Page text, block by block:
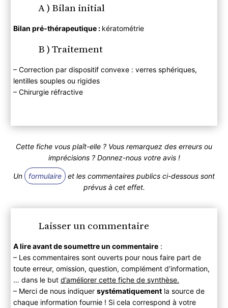
A ) Bilan initial
Bilan pré-thérapeutique : kératométrie
B ) Traitement
– Correction par dispositif convexe : verres sphériques,
lentilles souples ou rigides
– Chirurgie réfractive
Cette fiche vous plaît-elle ? Vous remarquez des erreurs ou
imprécisions ? Donnez-nous votre avis !
Un formulaire
et les commentaires publics ci-dessous sont
prévus à cet effet.
Laisser un commentaire
A lire avant de soumettre un commentaire:
– Les commentaires sont ouverts pour nous faire part de
toute erreur, omission, question, complément d’information,
… dans le but d’améliorer cette fiche de synthèse.
– Merci de nous indiquer systématiquementla source de
chaque information fournie ! Si cela correspond à votre